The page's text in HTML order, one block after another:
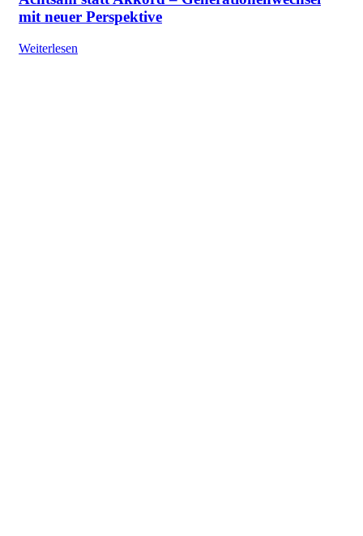
mit neuer Perspektive
Weiterlesen